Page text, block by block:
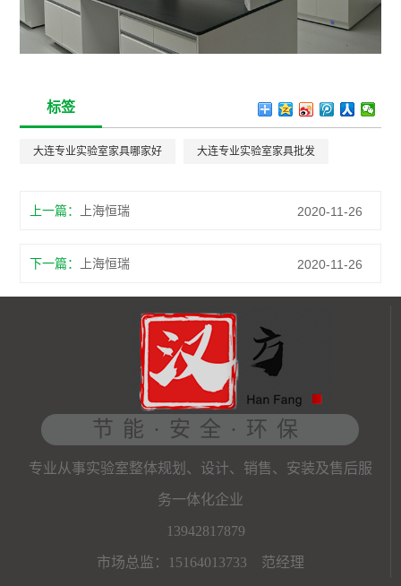
标签
大连专业实验室家具哪家好 大连专业实验室家具批发
上一篇： 上海恒瑞 2020-11-26
下一篇： 上海恒瑞 2020-11-26
节能·安全·环保
专业从事实验室整体规划、设计、销售、安装及售后服
务一体化企业
13942817879
市场总监：15164013733 范经理